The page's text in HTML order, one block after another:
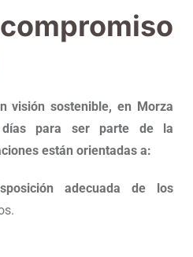
visión sostenible, en Morza
días para ser parte de la
están orientadas a:
adecuada de los